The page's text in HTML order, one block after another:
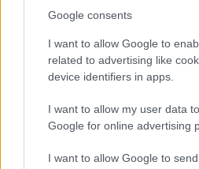
Google consents
I want to allow Google to
related to advertising like
device identifiers in apps.
I want to allow my user data
Google for online advertising
I want to allow Google to
Numero di telefono
*